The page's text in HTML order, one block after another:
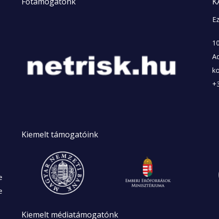
Kiemelttámogatóink
Kiemelt médiatámogatónk